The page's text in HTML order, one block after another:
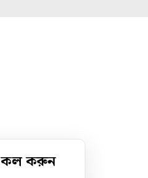
কল করুন